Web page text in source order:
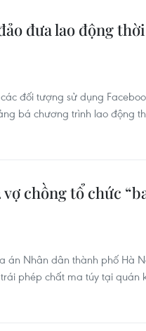
đưa lao động
đối tượng sử dụng
bá chương trình lao động
chồng tổ chức
án Nhân dân thành phố Hà
phép chất ma túy tại quán